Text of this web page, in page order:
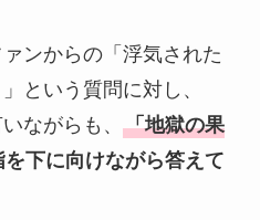
ンからの「浮気された
という質問に対し、
ながらも、 「地獄の果
を下に向けながら答えて